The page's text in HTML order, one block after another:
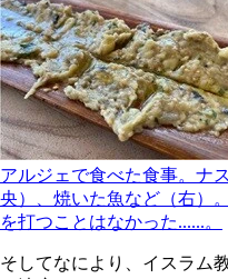
アルジェで食べた食事。ナ
央）、焼いた魚など（右）
を打つことはなかった......。
そしてなにより、イスラム